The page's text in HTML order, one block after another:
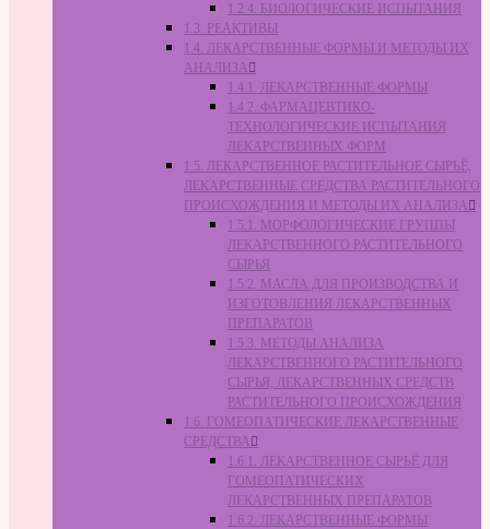
1.2.4. БИОЛОГИЧЕСКИЕ ИСПЫТАНИЯ
1.3. РЕАКТИВЫ
1.4. ЛЕКАРСТВЕННЫЕ ФОРМЫ И МЕТОДЫ ИХ
АНАЛИЗА
1.4.1. ЛЕКАРСТВЕННЫЕ ФОРМЫ
1.4.2. ФАРМАЦЕВТИКО-
ТЕХНОЛОГИЧЕСКИЕ ИСПЫТАНИЯ
ЛЕКАРСТВЕННЫХ ФОРМ
1.5. ЛЕКАРСТВЕННОЕ РАСТИТЕЛЬНОЕ СЫРЬЁ,
ЛЕКАРСТВЕННЫЕ СРЕДСТВА РАСТИТЕЛЬНОГО
ПРОИСХОЖДЕНИЯ И МЕТОДЫ ИХ АНАЛИЗА
1.5.1. МОРФОЛОГИЧЕСКИЕ ГРУППЫ
ЛЕКАРСТВЕННОГО РАСТИТЕЛЬНОГО
СЫРЬЯ
1.5.2. МАСЛА ДЛЯ ПРОИЗВОДСТВА И
ИЗГОТОВЛЕНИЯ ЛЕКАРСТВЕННЫХ
ПРЕПАРАТОВ
1.5.3. МЕТОДЫ АНАЛИЗА
ЛЕКАРСТВЕННОГО РАСТИТЕЛЬНОГО
СЫРЬЯ, ЛЕКАРСТВЕННЫХ СРЕДСТВ
РАСТИТЕЛЬНОГО ПРОИСХОЖДЕНИЯ
1.6. ГОМЕОПАТИЧЕСКИЕ ЛЕКАРСТВЕННЫЕ
СРЕДСТВА
1.6.1. ЛЕКАРСТВЕННОЕ СЫРЬЁ ДЛЯ
ГОМЕОПАТИЧЕСКИХ
ЛЕКАРСТВЕННЫХ ПРЕПАРАТОВ
1.6.2. ЛЕКАРСТВЕННЫЕ ФОРМЫ